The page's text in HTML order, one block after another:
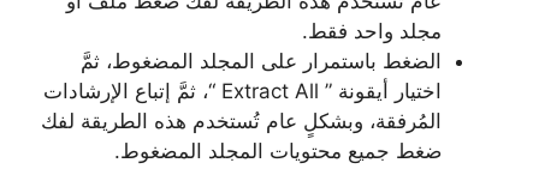
مجلد واحد فقط.
الضغط باستمرار على المجلد المضغوط، ثمَّ
اختيار أيقونة ” Extract All “، ثمَّ إتباع الإرشادات
المُرفقة، وبشكلٍ عام تُستخدم هذه الطريقة لفك
ضغط جميع محتويات المجلد المضغوط.